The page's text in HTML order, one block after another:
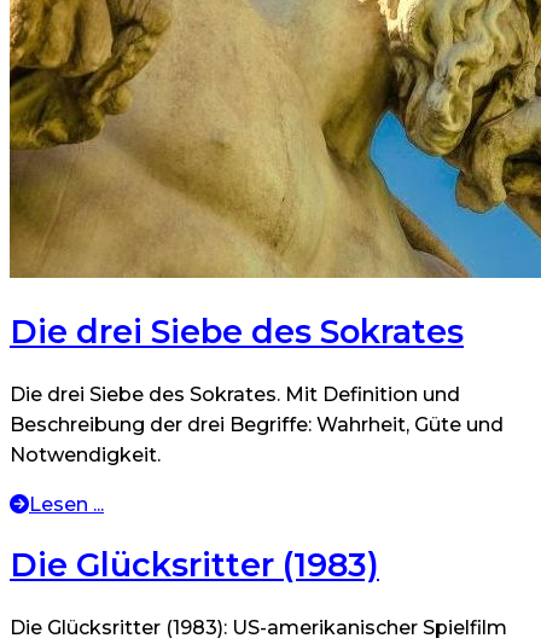
Die drei Siebe des Sokrates
Die drei Siebe des Sokrates. Mit Definition und
Beschreibung der drei Begriffe: Wahrheit, Güte und
Notwendigkeit.
Lesen ...
Die Glücksritter (1983)
Die Glücksritter (1983): US-amerikanischer Spielfilm